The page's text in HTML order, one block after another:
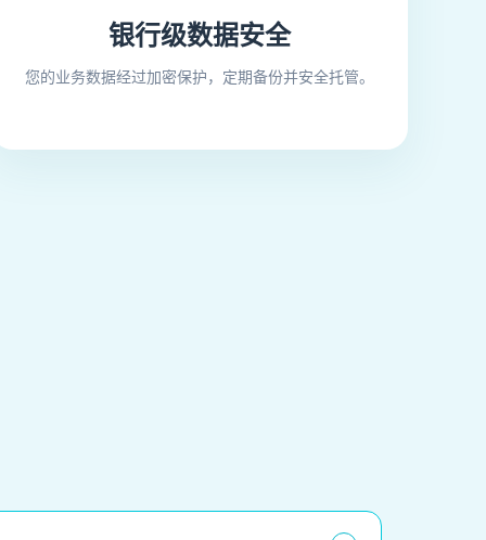
银行级数据安全
您的业务数据经过加密保护，定期备份并安全托管。